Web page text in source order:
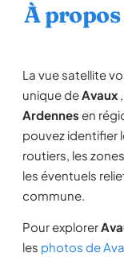
À propos
La vue satellite
unique deAvaux
Ardennes en
pouvez identifier
routiers, les
les éventuels
commune.
Pour explorer
les photos de